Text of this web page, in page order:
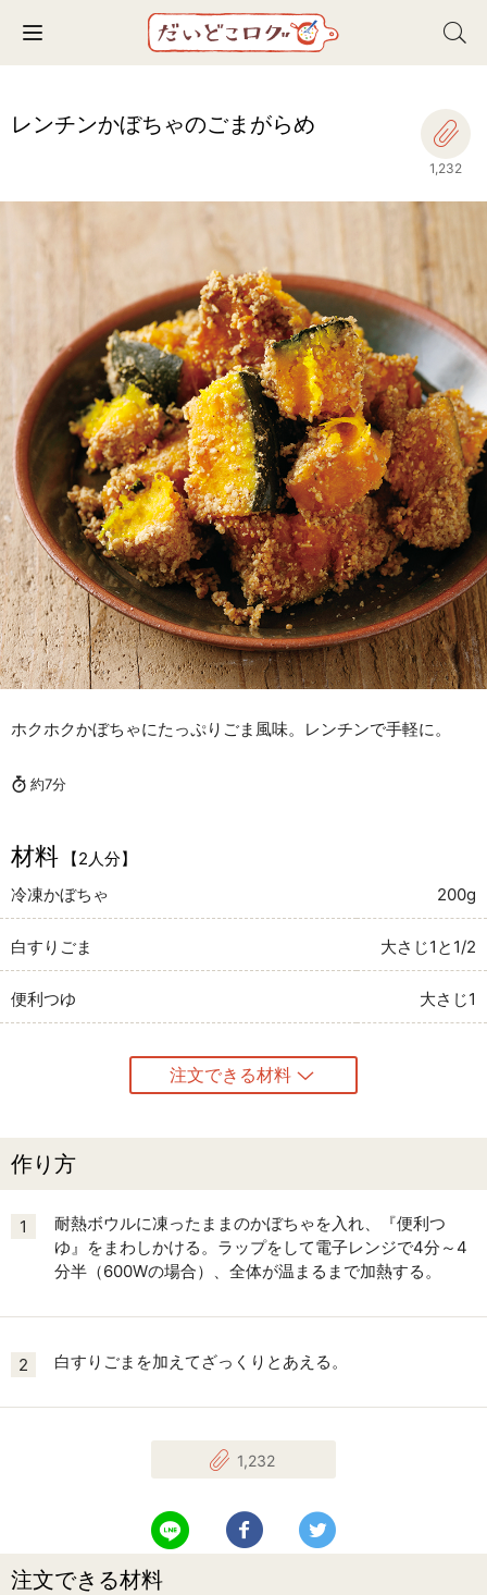
Toggle navigation
レンチンかぼちゃのごまがらめ
1,232
ホクホクかぼちゃにたっぷりごま風味。レンチンで手軽に。
約7分
材料
【2人分】
冷凍かぼちゃ
200g
白すりごま 大さじ1と1/2
便利つゆ 大さじ1
注文できる材料
作り方
1
耐熱ボウルに凍ったままのかぼちゃを入れ、『便利つ
ゆ』をまわしかける。ラップをして電子レンジで4分～4
分半（600Wの場合）、全体が温まるまで加熱する。
2 白すりごまを加えてざっくりとあえる。
1,232
LINEで送る Facebookでシェアする
注文できる材料